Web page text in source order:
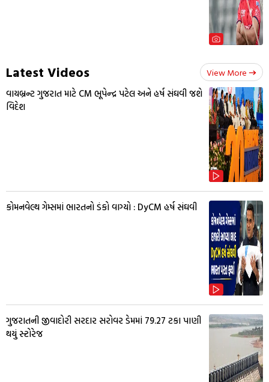
Latest Videos View More
વાયબ્રન્ટ ગુજરાત માટે CM ભૂપેન્દ્ર પટેલ અને હર્ષ સંઘવી જશે
વિદેશ
કોમનવેલ્થ ગેમ્સમાં ભારતનો ડંકો વાગ્યો : DyCM હર્ષ સંઘવી
ગુજરાતની જીવાદોરી સરદાર સરોવર ડેમમાં 79.27 ટકા પાણી
થયું સ્ટોરેજ